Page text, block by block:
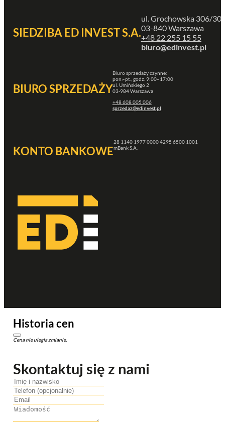
SIEDZIBA ED INVEST S.A.
ul. Grochowska 306/
03-840 Warszawa
+48 22 255 15 55
biuro@edinvest.pl
BIURO SPRZEDAŻY
Biuro sprzedaży czynne:
pon.–pt., godz. 9:00–17:00
ul. Umińskiego 2
03-984 Warszawa
+48 608 005 006
sprzedaz@edinvest.pl
KONTO BANKOWE
28 1140 1977 0000 4295 6500 1001
mBank S.A.
Historia cen
Cena nie uległa zmianie.
Skontaktuj się z nami